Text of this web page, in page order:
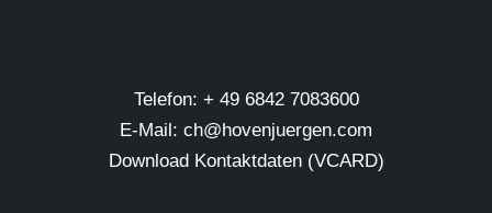
Telefon: + 49 6842 7083600
E-Mail: ch@hovenjuergen.com
Download Kontaktdaten (VCARD)